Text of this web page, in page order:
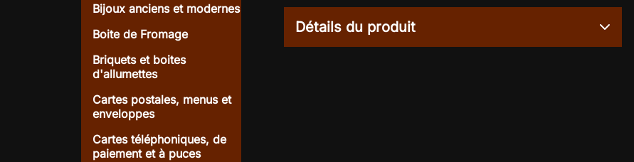
Bijoux anciens et modernes
Boite de Fromage
Briquets et boites
d'allumettes
Cartes postales, menus et
enveloppes
Cartes téléphoniques, de
paiement et à puces
Détails du produit